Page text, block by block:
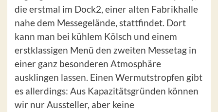
die erstmal im Dock2, einer alten Fabrikhalle
nahe dem Messegelände, stattfindet. Dort
kann man bei kühlem Kölsch und einem
erstklassigen Menü den zweiten Messetag in
einer ganz besonderen Atmosphäre
ausklingen lassen. Einen Wermutstropfen gibt
es allerdings: Aus Kapazitätsgründen können
wir nur Aussteller, aber keine